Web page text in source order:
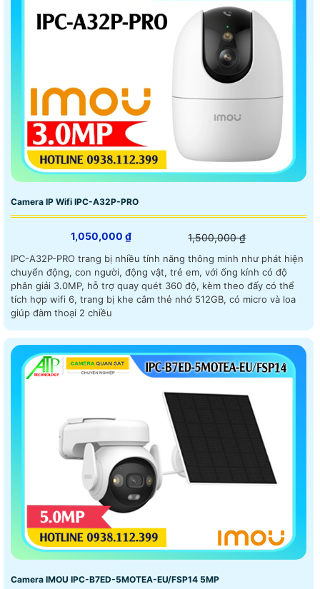
Camera IP Wifi IPC-A32P-PRO
1,050,000 ₫ 1,500,000 ₫
IPC-A32P-PRO trang bị nhiều tính năng thông minh như phát hiện
chuyển động, con người, động vật, trẻ em, với ống kính có độ
phân giải 3.0MP, hỗ trợ quay quét 360 độ, kèm theo đấy có thể
tích hợp wifi 6, trang bị khe cắm thẻ nhớ 512GB, có micro và loa
giúp đàm thoại 2 chiều
Camera IMOU IPC-B7ED-5MOTEA-EU/FSP14 5MP